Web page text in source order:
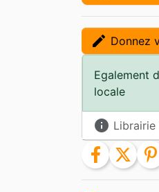
edit Donnez
Egalement
locale
info
facebook twitter pinterest